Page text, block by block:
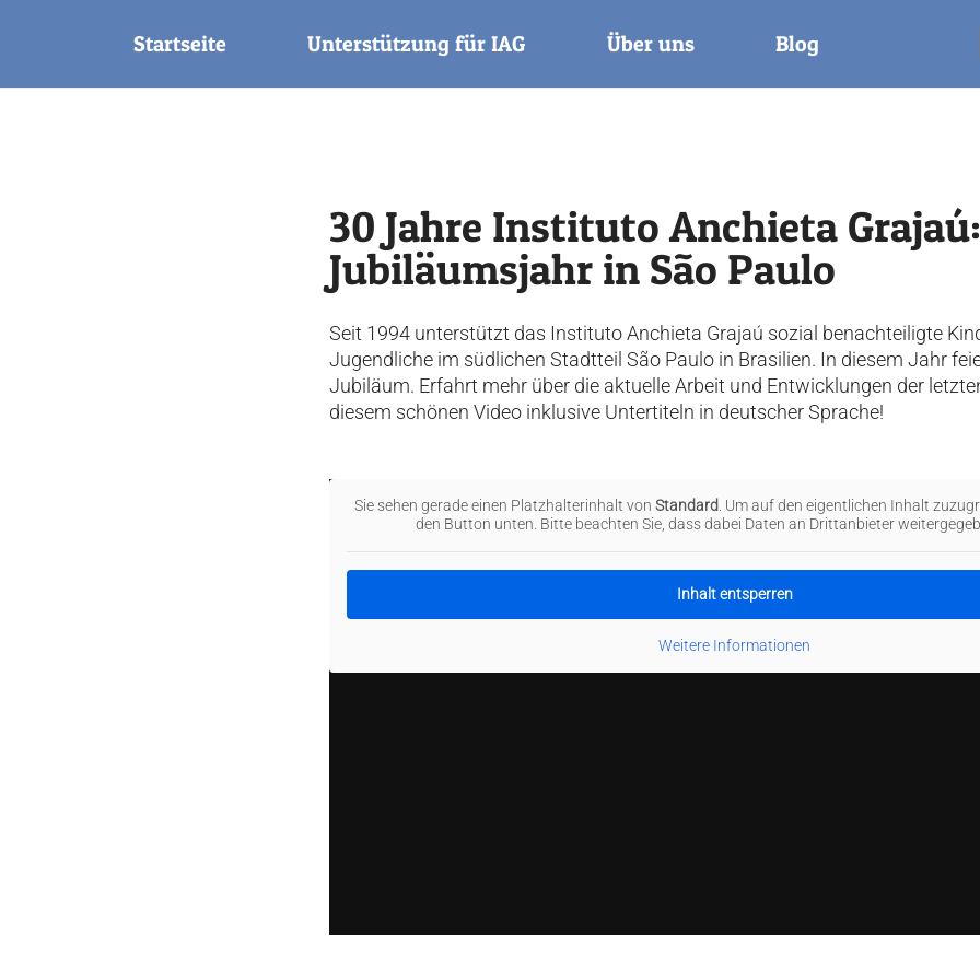
Startseite Unterstützung für IAG Über uns Blog
30 Jahre Instituto Anchieta Grajaú:
Jubiläumsjahr in São Paulo
Seit 1994 unterstützt das Instituto Anchieta Grajaú sozial benachteiligte
Jugendliche im südlichen Stadtteil São Paulo in Brasilien. In diesem Jahr
Jubiläum. Erfahrt mehr über die aktuelle Arbeit und Entwicklungen der
diesem schönen Video inklusive Untertiteln in deutscher Sprache!
Sie sehen gerade einen Platzhalterinhalt vonStandard . Um auf den eigentlichen Inhalt
den Button unten. Bitte beachten Sie, dass dabei Daten an Drittanbieter
Inhalt entsperren
Weitere Informationen